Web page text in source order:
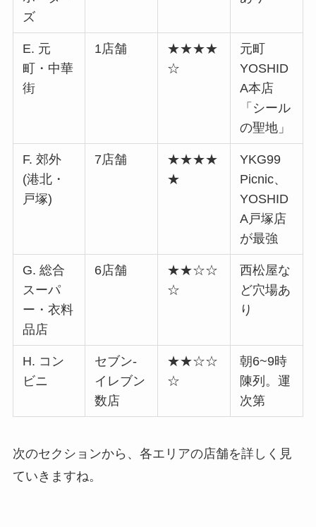
ズ
E. 元
町・中華
街
1店舗
★★★★
☆
元町
YOSHID
A本店
「シール
の聖地」
F. 郊外
(港北・
戸塚)
7店舗
★★★★
★
YKG99
Picnic、
YOSHID
A戸塚店
が最強
G. 総合
スーパ
ー・衣料
品店
6店舗
★★☆☆
☆
西松屋な
ど穴場あ
り
H. コン
ビニ
セブン-
イレブン
数店
★★☆☆
☆
朝6~9時
陳列。運
次第
次のセクションから、各エリアの店舗を詳しく見
ていきますね。